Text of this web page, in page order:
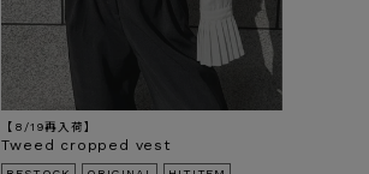
【8/19再入荷】
Tweed cropped vest